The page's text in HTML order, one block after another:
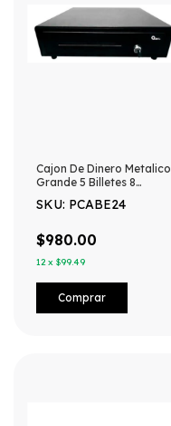
Cajon De Dinero Metalico
Grande 5 Billetes 8
SKU: PCABE24
$980.00
12 x $99.49
Comprar